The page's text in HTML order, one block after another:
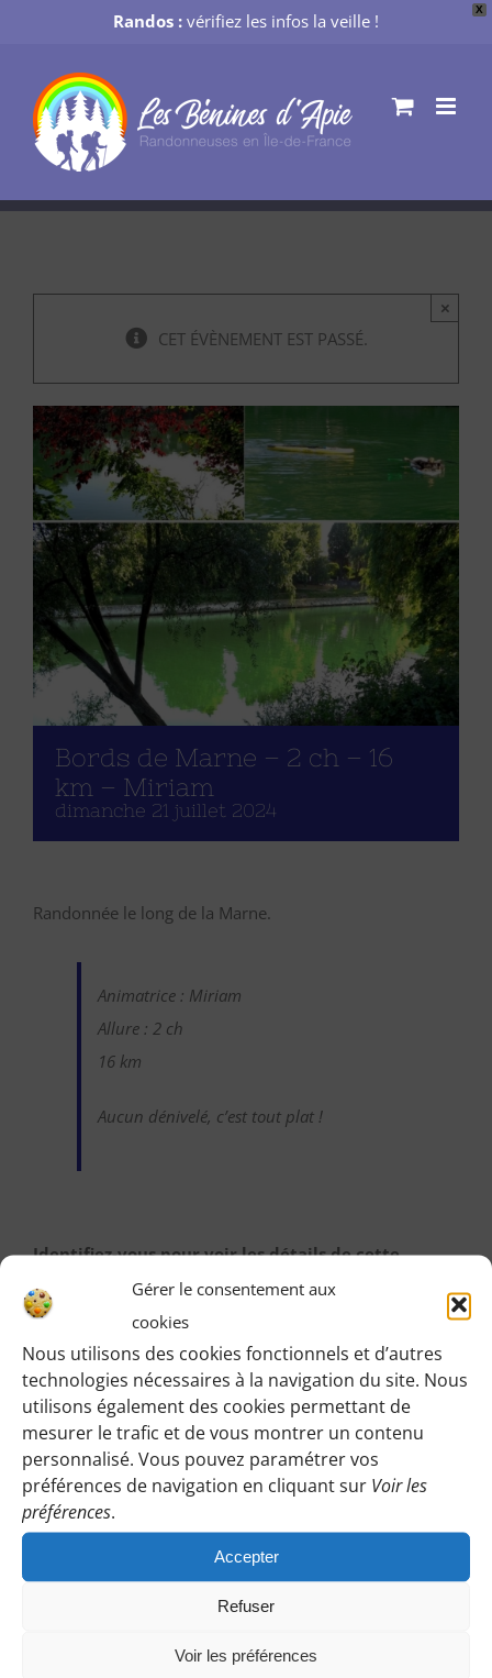
X
Randos : vérifiez les infos la veille !
Gérer le consentement aux
cookies
Nous utilisons des cookies fonctionnels et d’autres
technologies nécessaires à la navigation du site. Nous
utilisons également des cookies permettant de
mesurer le trafic et de vous montrer un contenu
personnalisé. Vous pouvez paramétrer vos
préférences de navigation en cliquant sur Voir les
préférences.
Accepter
Refuser
Voir les préférences
contenu
CET ÉVÈNEMENT EST PASSÉ.
×
Bords de Marne – 2 ch – 16
km – Miriam
dimanche 21 juillet 2024
Randonnée le long de la Marne.
Animatrice : Miriam
Allure : 2 ch
16 km
Aucun dénivelé, c’est tout plat !
Identifiez-vous pour voir les détails de cette
randonnée
Une fois identifiée en tant qu’adhérente, vous pourrez
accéder à toutes les informations de rendez-vous,
horaires, lieux, etc.
M’IDENTIFIER
randonnées d’essai sans engagement de votre part